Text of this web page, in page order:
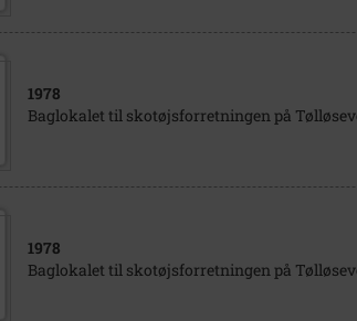
1978
Baglokalet til skotøjsforretningen på
1978
Baglokalet til skotøjsforretningen på